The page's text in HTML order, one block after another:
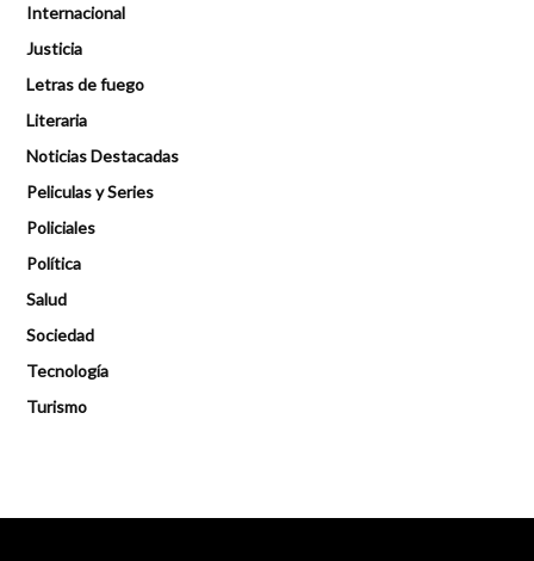
Internacional
Justicia
Letras de fuego
Literaria
Noticias Destacadas
Peliculas y Series
Policiales
Política
Salud
Sociedad
Tecnología
Turismo